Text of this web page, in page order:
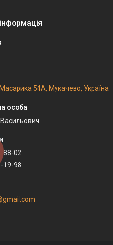
54А, Мукачево, Україна
88-02
19-98